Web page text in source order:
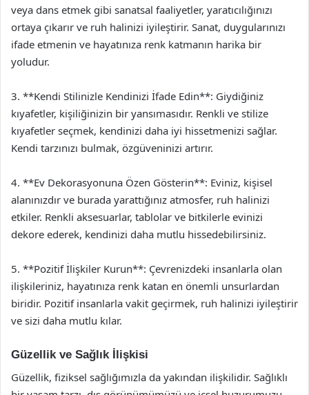
veya dans etmek gibi sanatsal faaliyetler, yaratıcılığınızı
ortaya çıkarır ve ruh halinizi iyileştirir. Sanat, duygularınızı
ifade etmenin ve hayatınıza renk katmanın harika bir
yoludur.
3. **Kendi Stilinizle Kendinizi İfade Edin**: Giydiğiniz
kıyafetler, kişiliğinizin bir yansımasıdır. Renkli ve stilize
kıyafetler seçmek, kendinizi daha iyi hissetmenizi sağlar.
Kendi tarzınızı bulmak, özgüveninizi artırır.
4. **Ev Dekorasyonuna Özen Gösterin**: Eviniz, kişisel
alanınızdır ve burada yarattığınız atmosfer, ruh halinizi
etkiler. Renkli aksesuarlar, tablolar ve bitkilerle evinizi
dekore ederek, kendinizi daha mutlu hissedebilirsiniz.
5. **Pozitif İlişkiler Kurun**: Çevrenizdeki insanlarla olan
ilişkileriniz, hayatınıza renk katan en önemli unsurlardan
biridir. Pozitif insanlarla vakit geçirmek, ruh halinizi iyileştirir
ve sizi daha mutlu kılar.
Güzellik ve Sağlık İlişkisi
Güzellik, fiziksel sağlığımızla da yakından ilişkilidir. Sağlıklı